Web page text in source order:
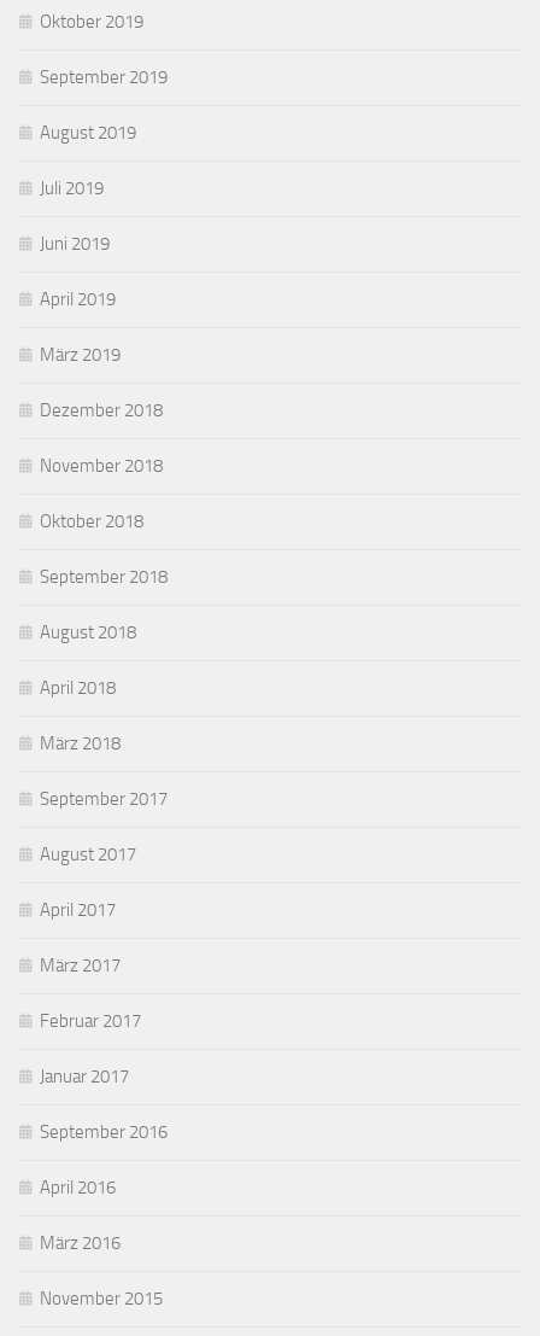
Oktober 2019
September 2019
August 2019
Juli 2019
Juni 2019
April 2019
März 2019
Dezember 2018
November 2018
Oktober 2018
September 2018
August 2018
April 2018
März 2018
September 2017
August 2017
April 2017
März 2017
Februar 2017
Januar 2017
September 2016
April 2016
März 2016
November 2015